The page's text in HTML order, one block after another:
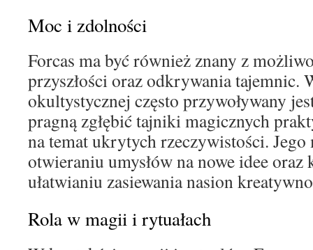
Moc i zdolności
Forcas ma być również znany z
przyszłości oraz odkrywania tajemnic.
okultystycznej często przywoływany
pragną zgłębić tajniki magicznych
na temat ukrytych rzeczywistości. Jego
otwieraniu umysłów na nowe idee oraz
ułatwianiu zasiewania nasion
Rola w magii i rytuałach